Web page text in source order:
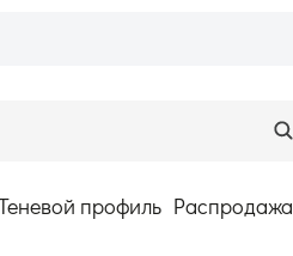
профиль Распродажа